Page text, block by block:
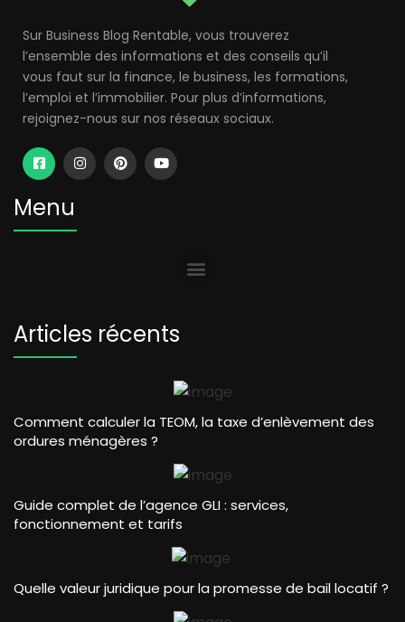
Sur Business Blog Rentable, vous trouverez
l’ensemble des informations et des conseils qu’il
vous faut sur la finance, le business, les formations,
l’emploi et l’immobilier. Pour plus d’informations,
rejoignez-nous sur nos réseaux sociaux.
Menu
Articles récents
Comment calculer la TEOM, la taxe d’enlèvement des
ordures ménagères ?
Guide complet de l’agence GLI : services,
fonctionnement et tarifs
Quelle valeur juridique pour la promesse de bail locatif ?